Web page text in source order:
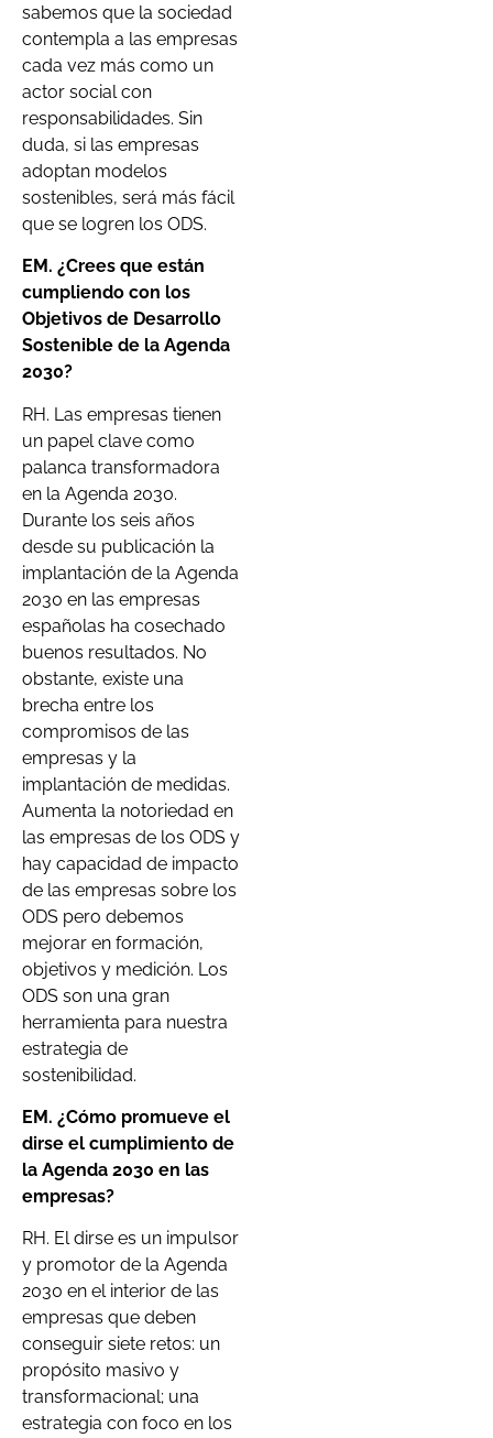
sabemos que la sociedad
contempla a las empresas
cada vez más como un
actor social con
responsabilidades. Sin
duda, si las empresas
adoptan modelos
sostenibles, será más fácil
que se logren los ODS.
EM. ¿Crees que están
cumpliendo con los
Objetivos de Desarrollo
Sostenible de la Agenda
2030?
RH. Las empresas tienen
un papel clave como
palanca transformadora
en la Agenda 2030.
Durante los seis años
desde su publicación la
implantación de la Agenda
2030 en las empresas
españolas ha cosechado
buenos resultados. No
obstante, existe una
brecha entre los
compromisos de las
empresas y la
implantación de medidas.
Aumenta la notoriedad en
las empresas de los ODS y
hay capacidad de impacto
de las empresas sobre los
ODS pero debemos
mejorar en formación,
objetivos y medición. Los
ODS son una gran
herramienta para nuestra
estrategia de
sostenibilidad.
EM. ¿Cómo promueve el
dirse el cumplimiento de
la Agenda 2030 en las
empresas?
RH. El dirse es un impulsor
y promotor de la Agenda
2030 en el interior de las
empresas que deben
conseguir siete retos: un
propósito masivo y
transformacional; una
estrategia con foco en los